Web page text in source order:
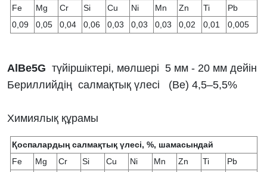
Fe
Mg Cr Si Cu Ni Mn Zn Ti
Pb
0,09
0,05 0,04 0,06 0,03 0,03 0,03 0,02 0,01 0,005
AlBe5G түйіршіктері, мөлшері 5 мм - 20 мм дейін
Бериллийдің салмақтық үлесі (Ве) 4,5–5,5%
Химиялық құрамы
Қоспалардың салмақтық үлесі, %, шамасындай
Fe
Mg Cr Si Cu Ni Mn Zn Ti
Pb